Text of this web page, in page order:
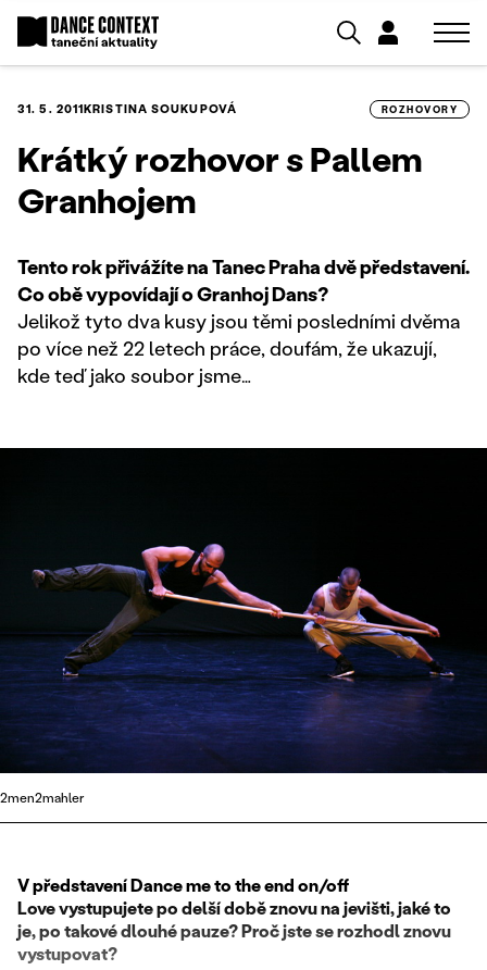
31. 5. 2011KRISTINA SOUKUPOVÁ ROZHOVORY
Krátký rozhovor s Pallem
Granhojem
Tento rok přivážíte na Tanec Praha dvě představení.
Co obě vypovídají o Granhoj Dans?
Jelikož tyto dva kusy jsou těmi posledními dvěma
po více než 22 letech práce, doufám, že ukazují,
kde teď jako soubor jsme…
2men2mahler
V představení Dance me to the end on/off
Love vystupujete po delší době znovu na jevišti, jaké to
je, po takové dlouhé pauze? Proč jste se rozhodl znovu
vystupovat?